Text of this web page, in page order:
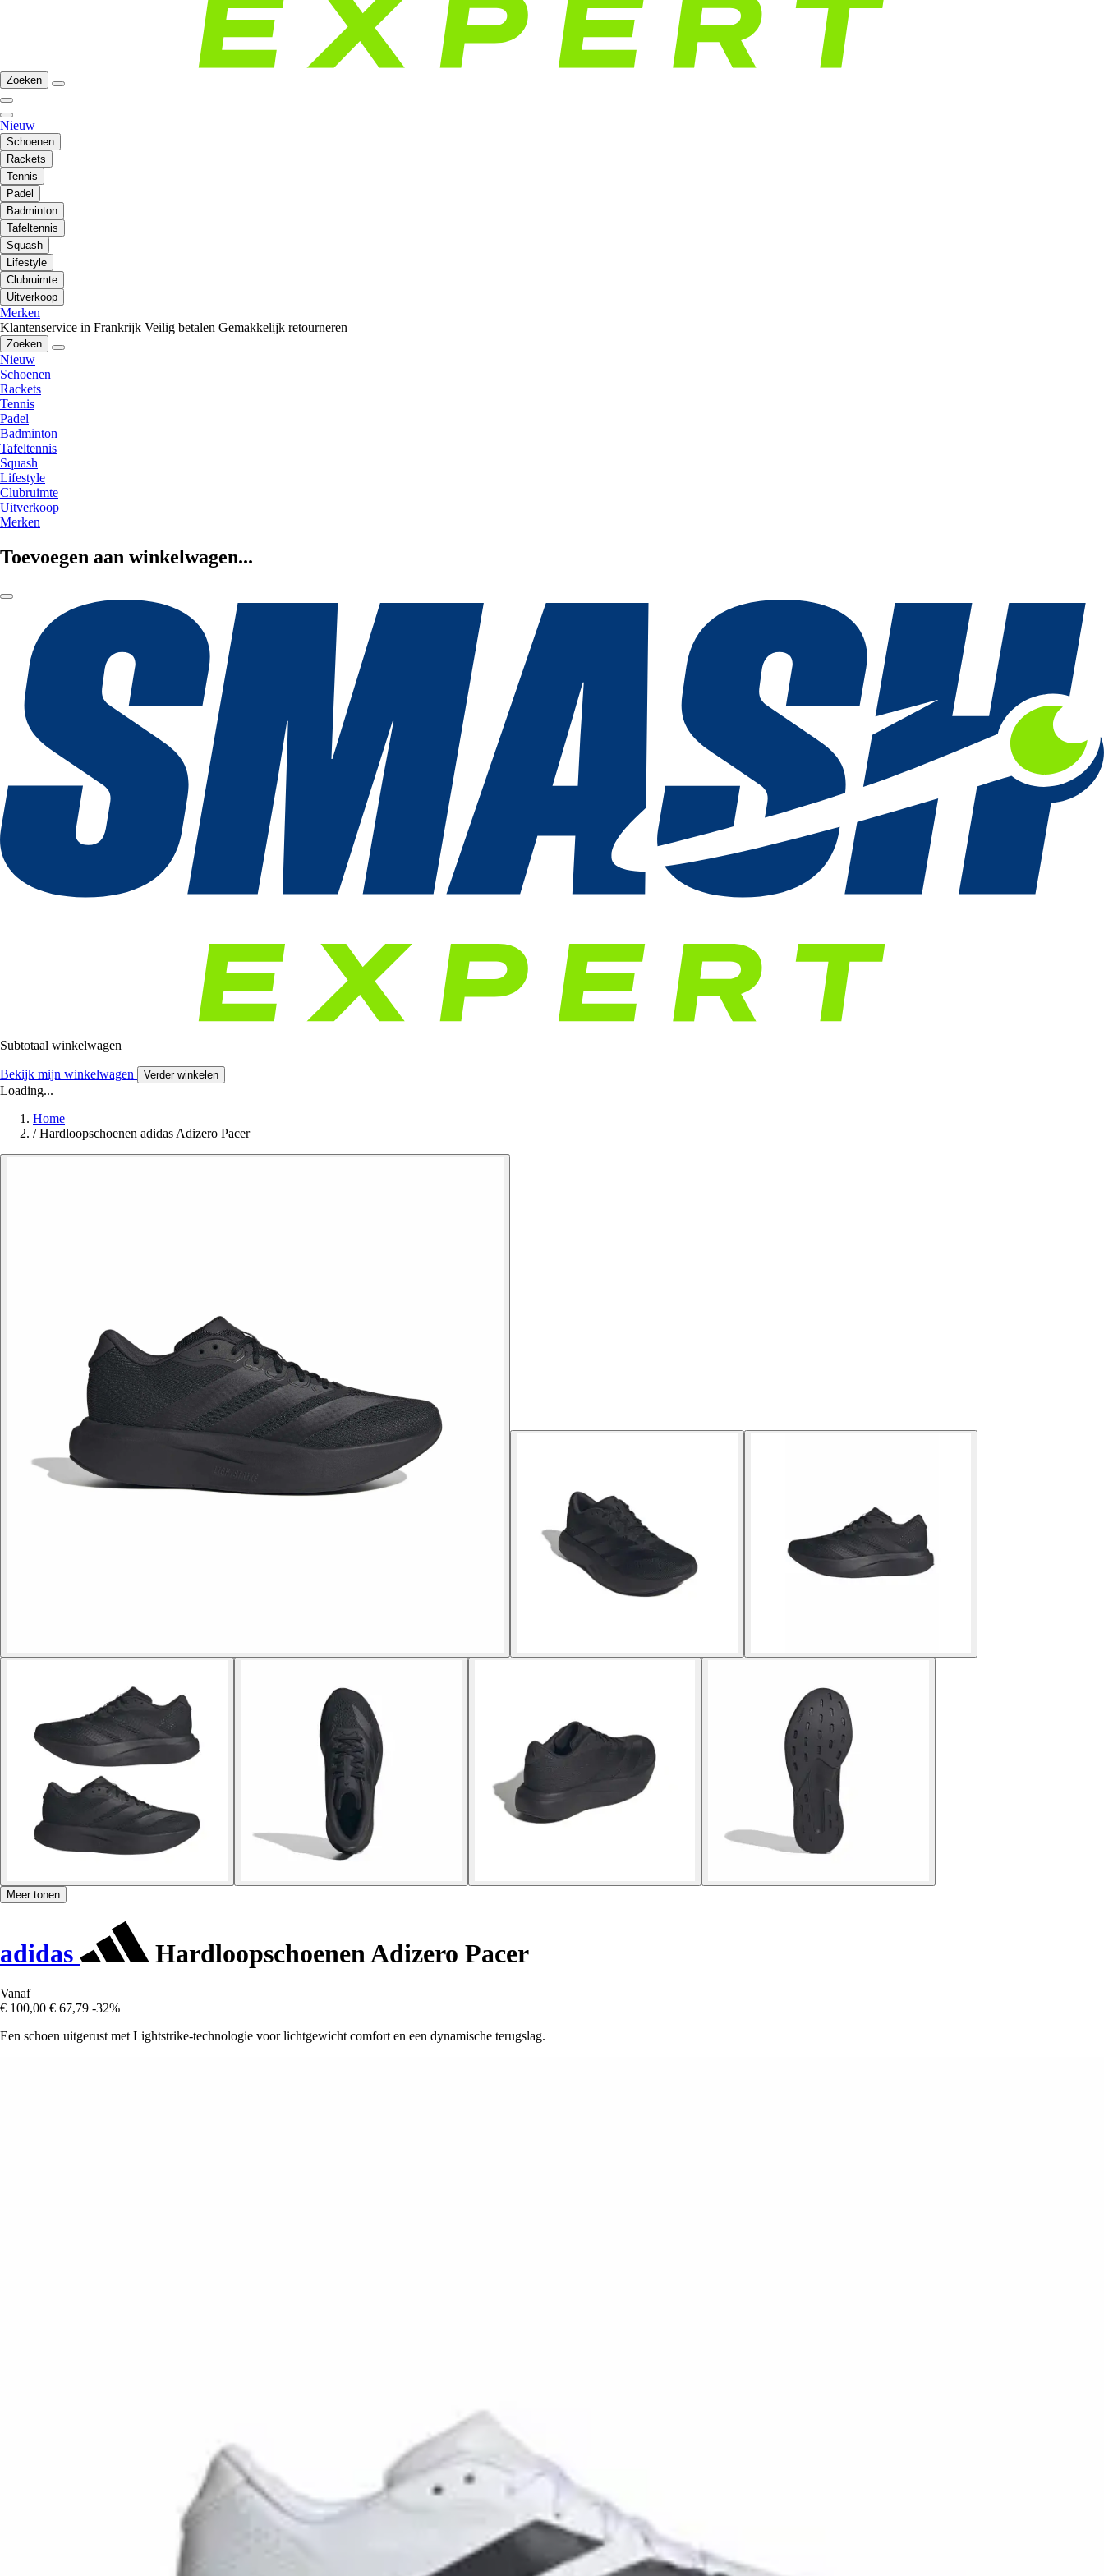
Zoeken
Nieuw
Schoenen
Rackets
Tennis
Padel
Badminton
Tafeltennis
Squash
Lifestyle
Clubruimte
Uitverkoop
Merken
Klantenservice in Frankrijk Veilig betalen Gemakkelijk retourneren
Zoeken
Nieuw
Schoenen
Rackets
Tennis
Padel
Badminton
Tafeltennis
Squash
Lifestyle
Clubruimte
Uitverkoop
Merken
Toevoegen aan winkelwagen...
Subtotaal winkelwagen
Bekijk mijn winkelwagen Verder winkelen
Loading...
Home
/ Hardloopschoenen adidas Adizero Pacer
Meer tonen
adidas Hardloopschoenen Adizero Pacer
Vanaf
€ 100,00 € 67,79 -32%
Een schoen uitgerust met Lightstrike-technologie voor lichtgewicht comfort en een dynamische terugslag.